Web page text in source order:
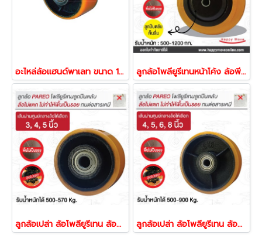
อะไหล่ล้อแฮนด์พาเลท ขนาด 180x63 mm. (ล้อหลัง) PAREO 22614 ลูกล้อโพลียูรีเทนหน้าโค้ง ล้อพียู ล้อยูรีเทน ล้อลดแรงเข็น ล้อไม่ทำพืนเป็นรอย รับน้ำหนัก 500-1200 กก. รุ่น MAX ยี่ห้อ Pareo 49840,49857,49864,49871
ลูกล้อเปล่า ล้อโพลียูรีเทน ล้อพียู ล้อยูรีเทน ลูกปืนตลับ รับน้ำหนัก 500-750 กก. รุ่น VALUE ยี่ห้อ Pareo 38929,38936,38943 ลูกล้อเปล่า ล้อโพลียูรีเทน ล้อยูรีเทน ล้อพียู ลูกปืนตลับ รับน้ำหนัก 500-1200 กก. รุ่น MAX ยี่ห้อ Pareo 35676,35683,35690,35760